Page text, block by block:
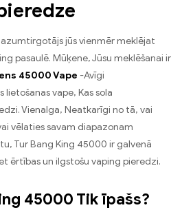
jūs vienmēr meklējat
pasaulē. Mūķene, Jūsu meklēšanai ir
45000 Vape -Avīgi
vape, Kas sola
Vienalga, Neatkarīgi no tā, vai
vēlaties savam diapazonam
Tur Bang King 45000 ir galvenā
ērtības un ilgstošu vaping pieredzi.
45000 Tik īpašs?